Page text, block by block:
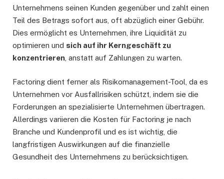
Unternehmens seinen Kunden gegenüber und zahlt einen
Teil des Betrags sofort aus, oft abzüglich einer Gebühr.
Dies ermöglicht es Unternehmen, ihre Liquidität zu
optimieren und sich auf ihr Kerngeschäft zu
konzentrieren , anstatt auf Zahlungen zu warten.
Factoring dient ferner als Risikomanagement-Tool, da es
Unternehmen vor Ausfallrisiken schützt, indem sie die
Forderungen an spezialisierte Unternehmen übertragen.
Allerdings variieren die Kosten für Factoring je nach
Branche und Kundenprofil und es ist wichtig, die
langfristigen Auswirkungen auf die finanzielle
Gesundheit des Unternehmens zu berücksichtigen.